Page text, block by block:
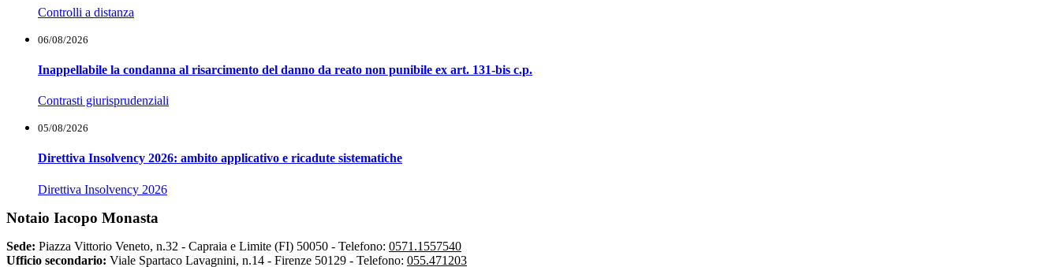
Controlli a distanza
06/08/2026
Inappellabile la condanna al risarcimento del danno da reato non punibile ex art. 131-bis c.p.
Contrasti giurisprudenziali
05/08/2026
Direttiva Insolvency 2026: ambito applicativo e ricadute sistematiche
Direttiva Insolvency 2026
Notaio Iacopo Monasta
Sede: Piazza Vittorio Veneto, n.32 - Capraia e Limite (FI) 50050 - Telefono: 0571.1557540
Ufficio secondario: Viale Spartaco Lavagnini, n.14 - Firenze 50129 - Telefono: 055.471203